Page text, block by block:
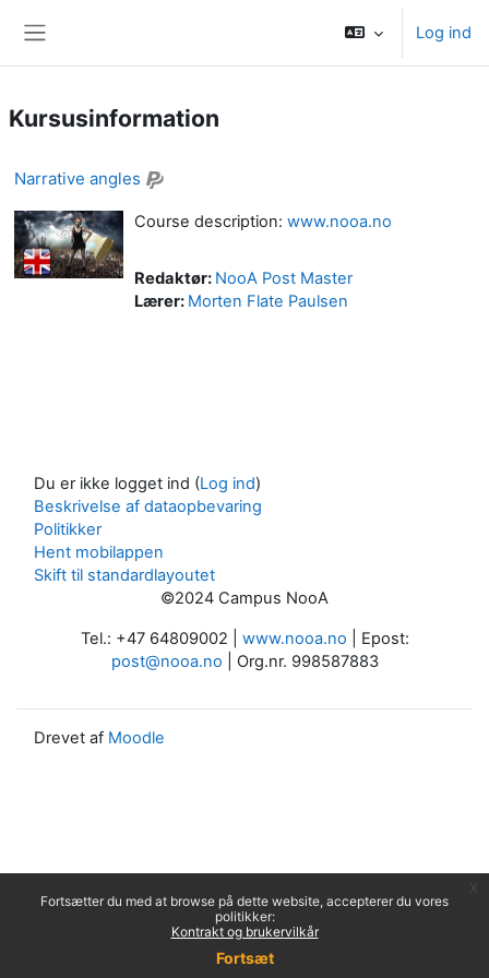
Fortsætter du med at browse på dette website, accepterer du vores
politikker:
Kontrakt og brukervilkår
Fortsæt
Log ind
Kursusinformation
Narrative angles
Course description: www.nooa.no
Redaktør: NooA Post Master
Lærer: Morten Flate Paulsen
Du er ikke logget ind (Log ind)
Beskrivelse af dataopbevaring
Politikker
Hent mobilappen
Skift til standardlayoutet
©2024 Campus NooA
Tel.: +47 64809002 | www.nooa.no | Epost:
post@nooa.no | Org.nr. 998587883
Drevet af Moodle